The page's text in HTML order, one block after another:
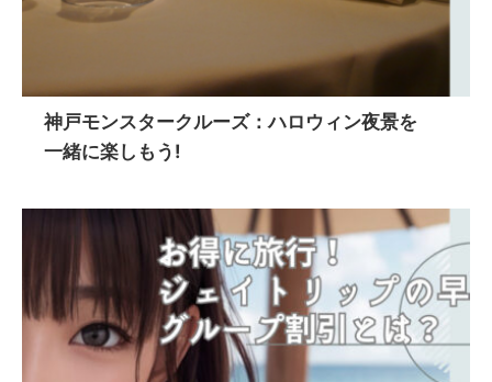
神戸モンスタークルーズ：ハロウィン夜景を
一緒に楽しもう!